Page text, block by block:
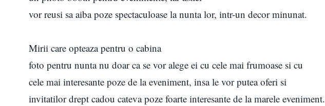
vor reusi sa aiba poze spectaculoase la nunta lor, intr-un decor minunat.
Mirii care opteaza pentru o cabina
foto pentru nunta nu doar ca se vor alege ei cu cele mai frumoase si cu
cele mai interesante poze de la eveniment, insa le vor putea oferi si
invitatilor drept cadou cateva poze foarte interesante de la marele eveniment.